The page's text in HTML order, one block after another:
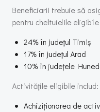
Beneficiarii trebuie să
pentru cheltuielile
24% în județul Timiș
17% în județul Arad
10% în județele
Activitățile eligibile includ:
Achiziționarea de